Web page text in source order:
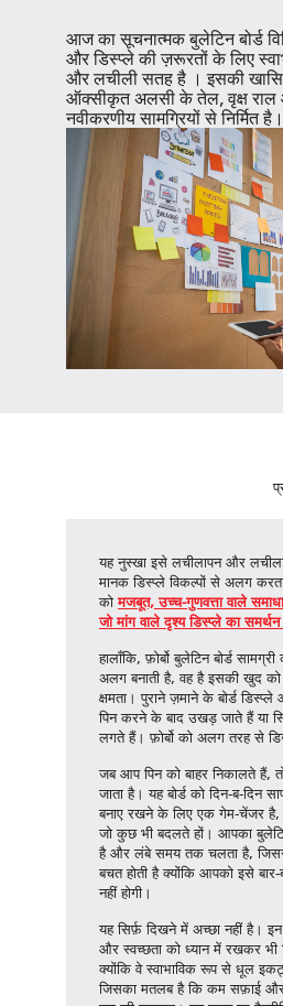
आज का सूचनात्मक बुलेटिन बोर्ड
और डिस्प्ले की ज़रूरतों के लिए
और लचीली सतह है । इसकी
ऑक्सीकृत अलसी के तेल, वृक्ष राल
नवीकरणीय सामग्रियों से निर्मित है।
यह नुस्खा इसे लचीलापन और
मानक डिस्प्ले विकल्पों से अलग
को मजबूत, उच्च-गुणवत्ता वाले
जो मांग वाले दृश्य डिस्प्ले का
हालाँकि, फ़ोर्बो बुलेटिन बोर्ड
अलग बनाती है, वह है इसकी खुद
क्षमता। पुराने ज़माने के बोर्ड
पिन करने के बाद उखड़ जाते हैं या
लगते हैं। फ़ोर्बो को अलग तरह से
जब आप पिन को बाहर निकालते हैं,
जाता है। यह बोर्ड को दिन-ब-दिन
बनाए रखने के लिए एक गेम-चेंजर है,
जो कुछ भी बदलते हों। आपका बुलेटिन
है और लंबे समय तक चलता है,
बचत होती है क्योंकि आपको इसे
नहीं होगी।
यह सिर्फ़ दिखने में अच्छा नहीं है। इन
और स्वच्छता को ध्यान में रखकर भी
क्योंकि वे स्वाभाविक रूप से धूल
जिसका मतलब है कि कम सफ़ाई